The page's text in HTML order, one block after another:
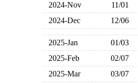
2024-Nov
11/01
2024-Dec
12/06
2025-Jan 01/03
2025-Feb
02/07
2025-Mar
03/07